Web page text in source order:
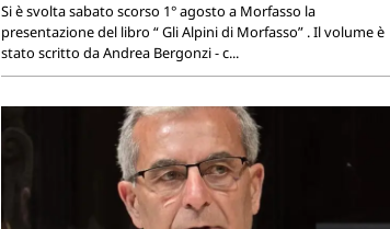
Si è svolta sabato scorso 1° agosto a Morfasso la
presentazione del libro “ Gli Alpini di Morfasso” . Il volume è
stato scritto da Andrea Bergonzi - c...